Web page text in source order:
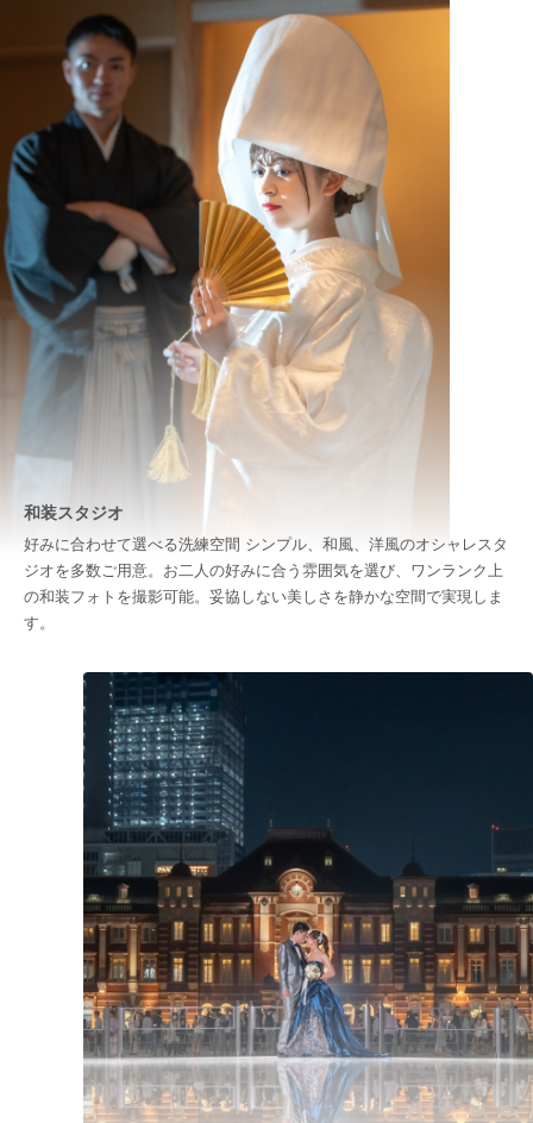
和装スタジオ
好みに合わせて選べる洗練空間 シンプル、和風、洋風のオシャレスタ
ジオを多数ご用意。お二人の好みに合う雰囲気を選び、ワンランク上
の和装フォトを撮影可能。妥協しない美しさを静かな空間で実現しま
す。